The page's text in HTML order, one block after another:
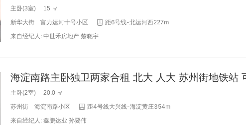
主卧(3室) 15 ㎡
新华大街 富力运河十号小区
距6号线-北运河西227m
来自经纪人: 中世禾房地产 楚晓宇
主卧(2室) 20.0 ㎡
苏州街 海淀南路小区
距4号线大兴线-海淀黄庄354m
来自经纪人: 鑫鹏达业 孙要伟